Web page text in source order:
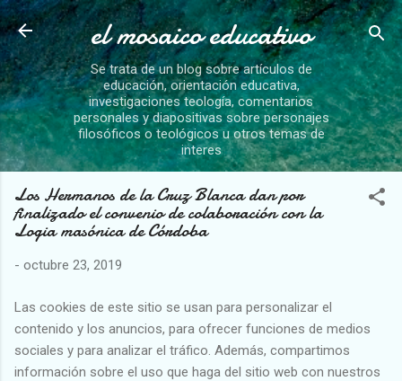
Ir al contenido principal
el mosaico educativo
Se trata de un blog sobre artículos de
educación, orientación educativa,
investigaciones teología, comentarios
personales y diapositivas sobre personajes
filosóficos o teológicos u otros temas de
interes
Los Hermanos de la Cruz Blanca dan por
finalizado el convenio de colaboración con la
Logia masónica de Córdoba
- octubre 23, 2019
Las cookies de este sitio se usan para personalizar el
contenido y los anuncios, para ofrecer funciones de medios
sociales y para analizar el tráfico. Además, compartimos
información sobre el uso que haga del sitio web con nuestros